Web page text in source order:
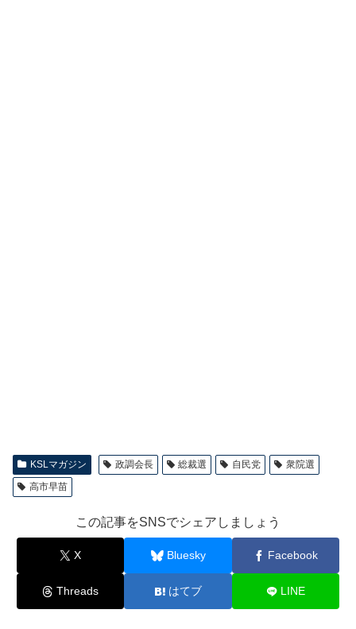
KSLマガジン 政調会長 総裁選 自民党
衆院選
高市早苗
この記事をSNSでシェアしましょう
X Bluesky Facebook
Threads はてブ LINE